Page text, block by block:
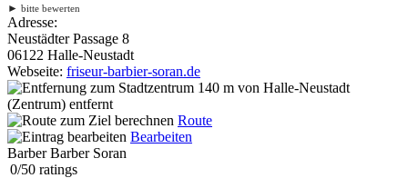
► bitte bewerten
Adresse:
Neustädter Passage 8
06122 Halle-Neustadt
Webseite: friseur-barbier-soran.de
140 m von Halle-Neustadt
(Zentrum) entfernt
Route
Bearbeiten
Barber Barber Soran
0/50 ratings